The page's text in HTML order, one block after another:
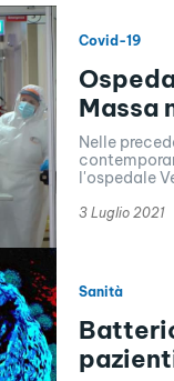
Covid-19
Massa
Nelle
l'ospedale
3 Luglio 2021
Sanità